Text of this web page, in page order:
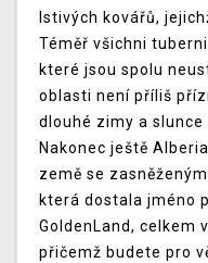
lstivých kovářů,
Téměř všichni
které jsou spolu
oblasti není příliš
dlouhé zimy a
Nakonec ještě
země se
která dostala jméno
GoldenLand, celkem
přičemž budete pro